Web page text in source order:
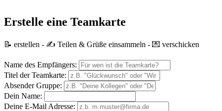
Erstelle eine Teamkarte
📝 erstellen - ✍️ Teilen & Grüße einsammeln - 💌 verschicken
Name des Empfängers:
Titel der Teamkarte:
Absender Gruppe:
Dein Name:
Deine E-Mail Adresse: